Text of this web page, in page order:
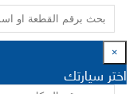
×
اختر سيارتك